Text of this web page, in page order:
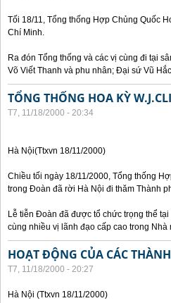
Tối 18/11, Tổng thống Hợp Chủng Quốc
Chí Minh.
Ra đón Tổng thống và các vị cùng đi tại
Võ Viết Thanh và phu nhân; Đại sứ Vũ
TỔNG THỐNG HOA KỲ
T7, 11/18/2000 - 20:34
Hà Nội(Ttxvn 18/11/2000)
Chiều tối ngày 18/11/2000, Tổng thống
trong Đoàn đã rời Hà Nội đi thăm Thành
Lễ tiễn Đoàn đã được tổ chức trọng thể
cùng nhiều vị lãnh đạo cấp cao trong
HOẠT ĐỘNG CỦA CÁC
T7, 11/18/2000 - 20:27
Hà Nội (Ttxvn 18/11/2000)